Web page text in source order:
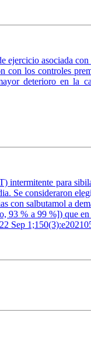
ejercicio asociada
con los controles
deterioro en la
intermitente para
Se consideraron
con salbutamol a
93 % a 99 %]) que
Sep